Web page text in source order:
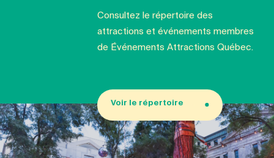
Consultez le répertoire des
attractions et événements membres
de Événements Attractions Québec.
Voir le répertoire